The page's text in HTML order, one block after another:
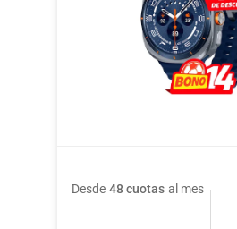
Desde 48 cuotas al mes